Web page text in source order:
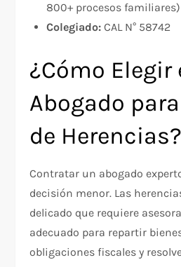
800+ procesos familiares)
Colegiado: CAL N° 58742
¿Cómo Elegir
Abogado
de Herencias?
Contratar un abogado
decisión menor. Las
delicado que requiere
adecuado para repartir
obligaciones fiscales y